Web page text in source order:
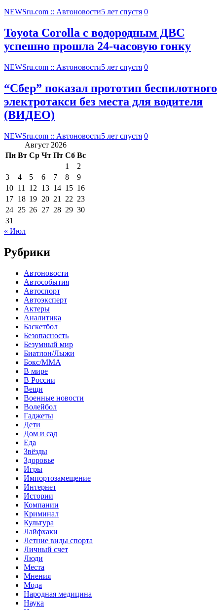
NEWSru.com :: Автоновости5 лет спустя 0
Toyota Corolla с водородным ДВС
успешно прошла 24-часовую гонку
NEWSru.com :: Автоновости5 лет спустя 0
“Сбер” показал прототип беспилотного
электротакси без места для водителя
(ВИДЕО)
NEWSru.com :: Автоновости5 лет спустя 0
Август 2026
Пн Вт Ср Чт Пт Сб Вс
1
2
3
4 5 6 7 8
9
10 11 12 13 14 15 16
17 18 19 20 21 22 23
24 25 26 27 28 29 30
31
« Июл
Рубрики
Автоновости
Автособытия
Автоспорт
Автоэксперт
Актеры
Аналитика
Баскетбол
Безопасность
Безумный мир
Биатлон/Лыжи
Бокс/MMA
В мире
В России
Вещи
Военные новости
Волейбол
Гаджеты
Дети
Дом и сад
Еда
Звёзды
Здоровье
Игры
Импортозамещение
Интернет
Истории
Компании
Криминал
Культура
Лайфхаки
Летние виды спорта
Личный счет
Люди
Места
Мнения
Мода
Народная медицина
Наука